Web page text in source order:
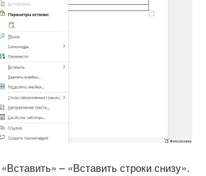
– «Вставить строки снизу».